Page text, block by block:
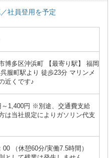
社員登用を予定
博多区沖浜町 【最寄り駅】 福岡
服町駅より 徒歩23分 マリンメ
近くです♪
～1,400円 ※別途、交通費支給
は当社規定によりガソリン代支
00 （休憩60分/実働7.5時間）